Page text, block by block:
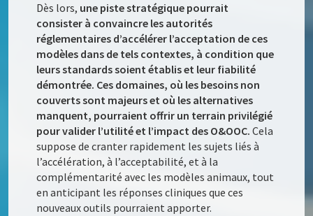
Dès lors, une piste stratégique pourrait
consister à convaincre les autorités
réglementaires d’accélérer l’acceptation de ces
modèles dans de tels contextes, à condition que
leurs standards soient établis et leur fiabilité
démontrée. Ces domaines, où les besoins non
couverts sont majeurs et où les alternatives
manquent, pourraient offrir un terrain privilégié
pour valider l’utilité et l’impact des O&OOC.Cela
suppose de cranter rapidement les sujets liés à
l’accélération, à l’acceptabilité, et à la
complémentarité avec les modèles animaux, tout
en anticipant les réponses cliniques que ces
nouveaux outils pourraient apporter.